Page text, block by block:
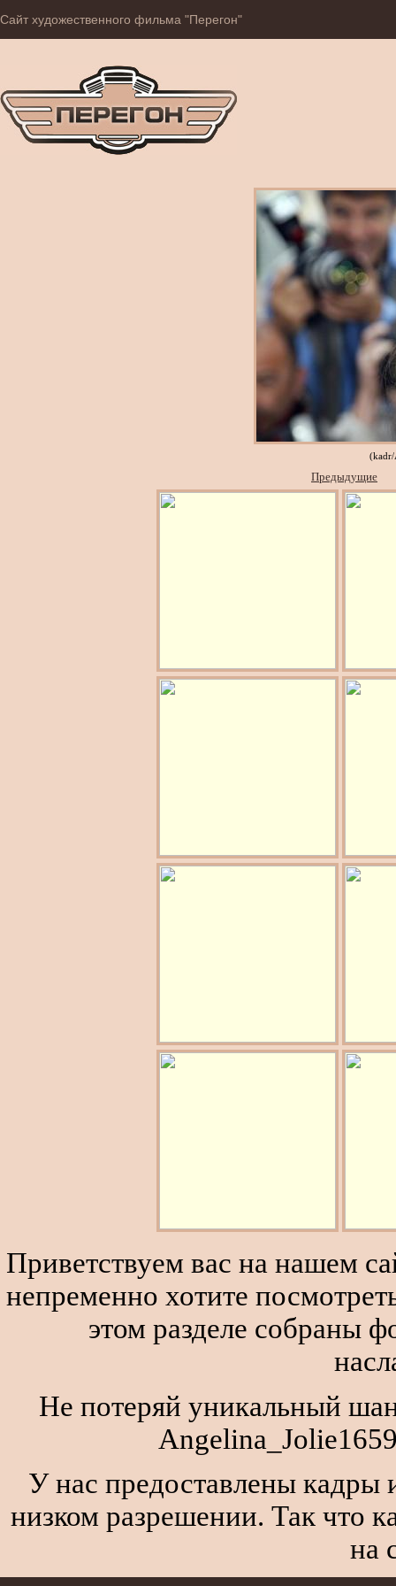
Сайт художественного фильма "Перегон"
Предыдущие
Приветствуем вас на нашем
непременно хотите
этом разделе собраны
Не потеряй уникальный
У нас предоставлены кадры
низком разрешении. Так что
на